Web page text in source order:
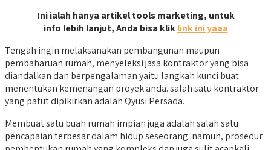
Ini ialah hanya artikel tools marketing, untuk
info lebih lanjut, Anda bisa kliklink ini yaaa
Tengah ingin melaksanakan pembangunan maupun
pembaharuan rumah, menyeleksi jasa kontraktor yang bisa
diandalkan dan berpengalaman yaitu langkah kunci buat
menentukan kemenangan proyek anda. salah satu kontraktor
yang patut dipikirkan adalah Qyusi Persada.
Membuat satu buah rumah impian juga adalah salah satu
pencapaian terbesar dalam hidup seseorang. namun, prosedur